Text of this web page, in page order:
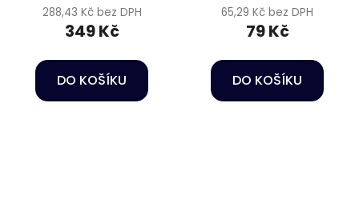
288,43 Kč bez DPH
349 Kč
DO KOŠÍKU
65,29 Kč bez DPH
79 Kč
DO KOŠÍKU